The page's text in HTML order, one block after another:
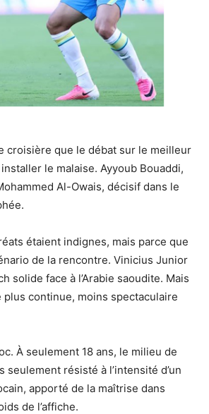
croisière que le débat sur le meilleur
le malaise. Ayyoub Bouaddi,
Al-Owais, décisif dans le
étaient indignes, mais parce que
de la rencontre. Vinicius Junior
solide face à l’Arabie saoudite. Mais
continue, moins spectaculaire
À seulement 18 ans, le milieu de
résisté à l’intensité d’un
apporté de la maîtrise dans
de l’affiche.